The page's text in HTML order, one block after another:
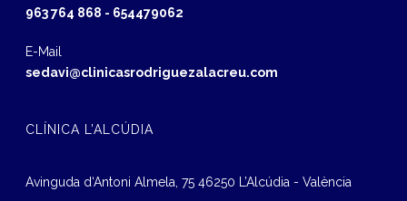
963 764 868 - 654479062
E-Mail
sedavi@clinicasrodriguezalacreu.com
CLÍNICA L’ALCÚDIA
Avinguda d‘Antoni Almela, 75 46250 L’Alcúdia - València